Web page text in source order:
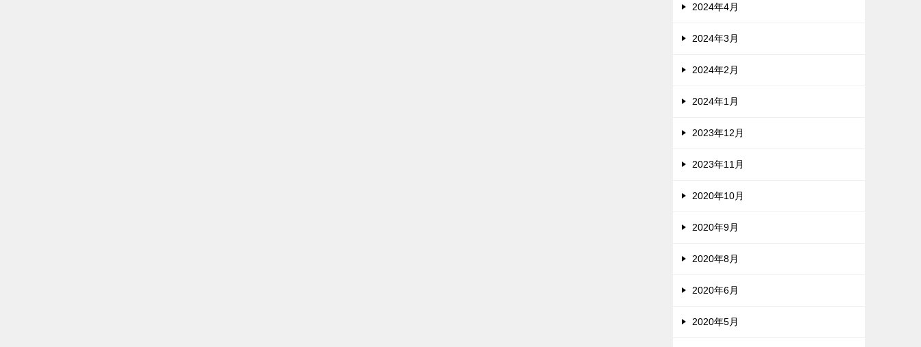
2024年4月
2024年3月
2024年2月
2024年1月
2023年12月
2023年11月
2020年10月
2020年9月
2020年8月
2020年6月
2020年5月